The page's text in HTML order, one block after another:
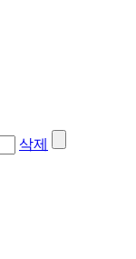
삭제